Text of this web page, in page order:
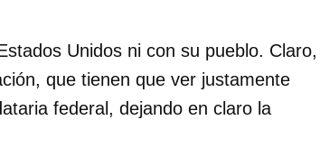
Unidos ni con su pueblo. Claro,
que tienen que ver justamente
federal, dejando en claro la